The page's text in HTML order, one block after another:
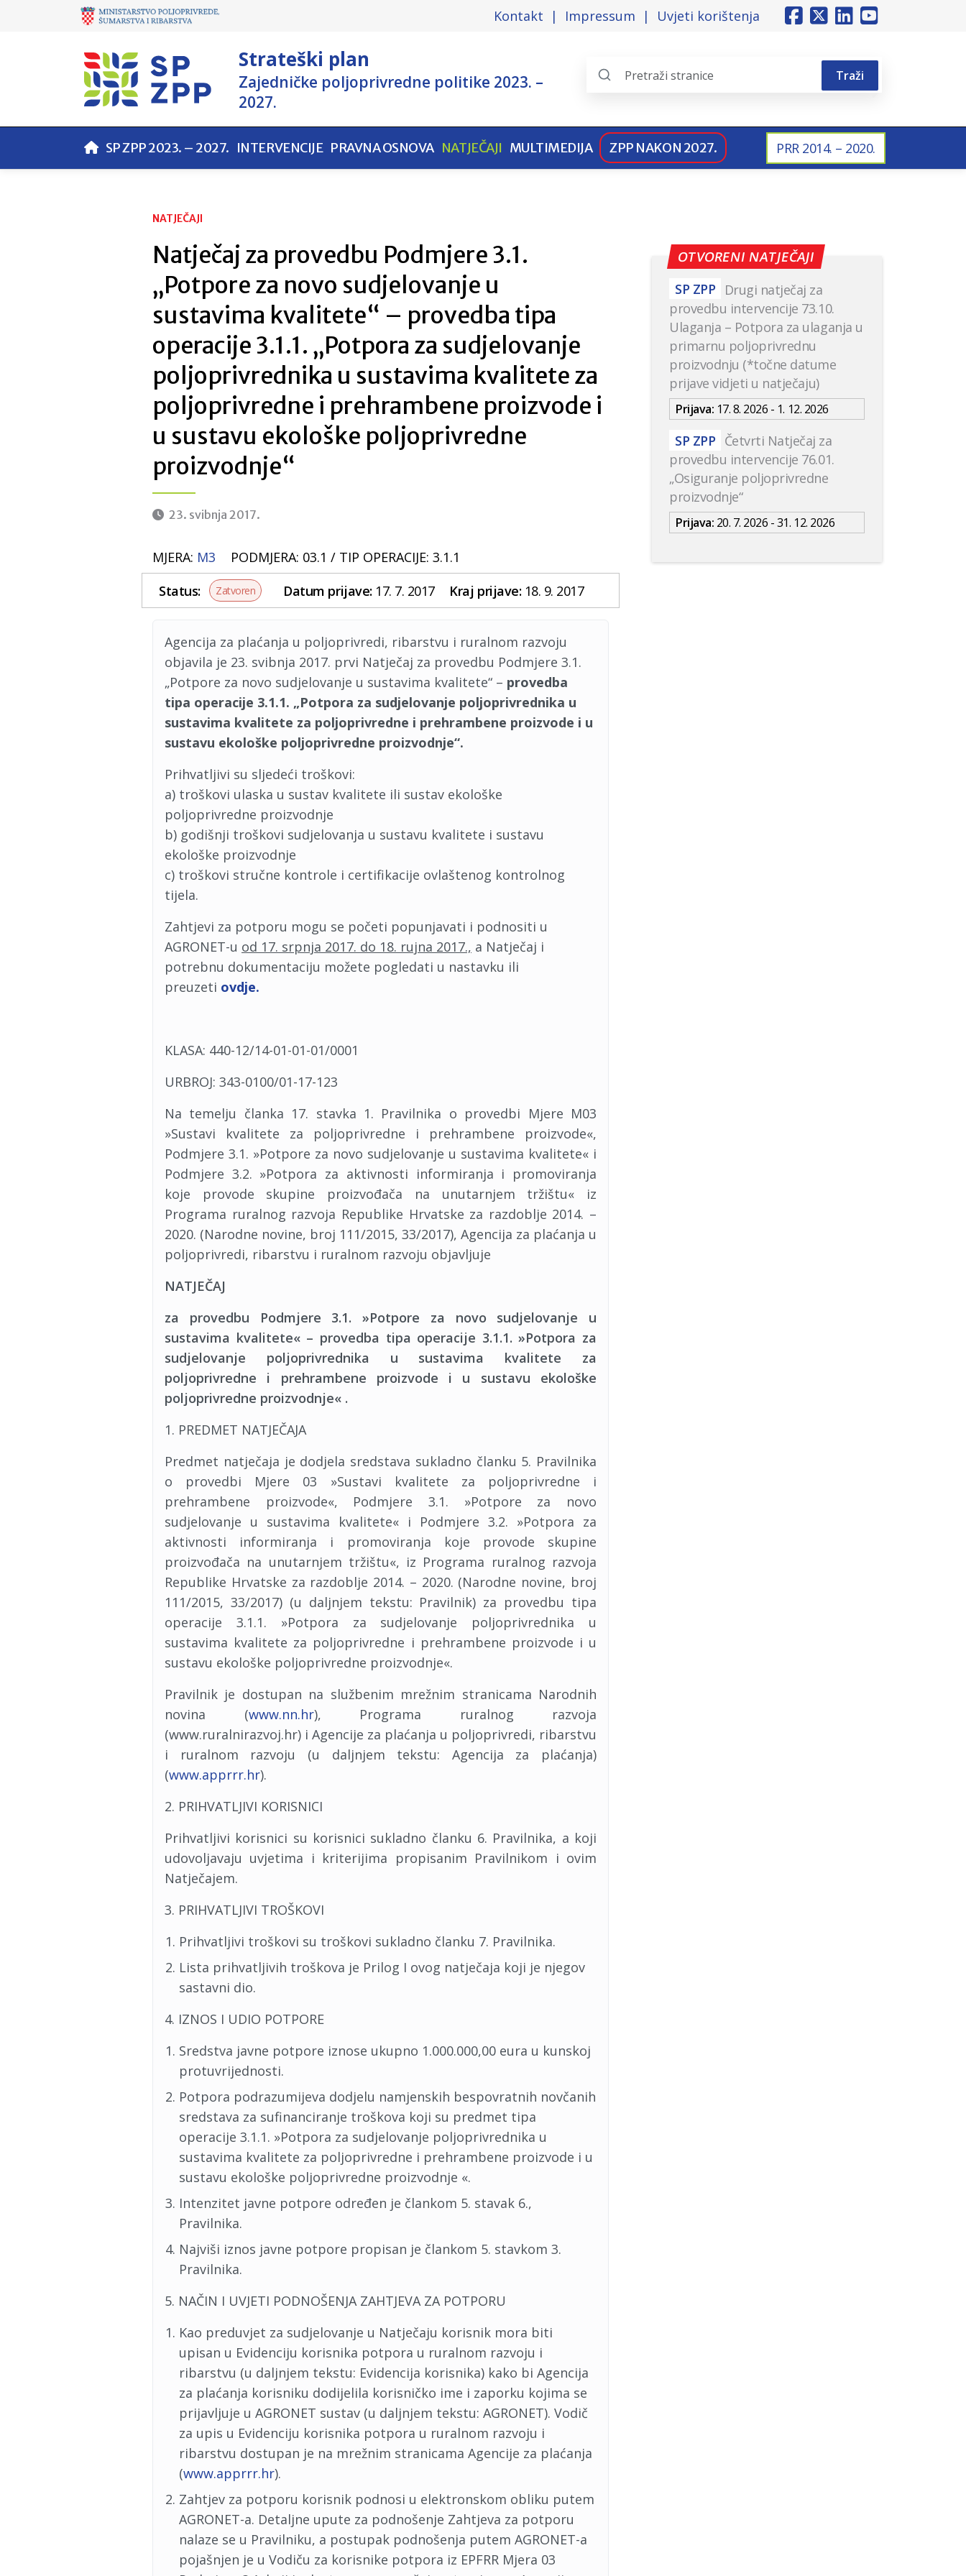
Kontakt Impressum Uvjeti korištenja
Strateški plan
Zajedničke poljoprivredne politike 2023. –
2027.
Search
pages
Traži
SP ZPP 2023. – 2027. INTERVENCIJE PRAVNA OSNOVA NATJEČAJI MULTIMEDIJA ZPP NAKON 2027. PRR 2014. – 2020.
NATJEČAJI
Natječaj za provedbu Podmjere 3.1.
„Potpore za novo sudjelovanje u
sustavima kvalitete“ – provedba tipa
operacije 3.1.1. „Potpora za sudjelovanje
poljoprivrednika u sustavima kvalitete za
poljoprivredne i prehrambene proizvode i
u sustavu ekološke poljoprivredne
proizvodnje“
23. svibnja 2017.
MJERA: M3 PODMJERA: 03.1 / TIP OPERACIJE: 3.1.1
Status:
Zatvoren Datum prijave:17. 7. 2017 Kraj prijave:18. 9. 2017
Agencija za plaćanja u poljoprivredi, ribarstvu i ruralnom razvoju
objavila je 23. svibnja 2017. prvi Natječaj za provedbu Podmjere 3.1.
„Potpore za novo sudjelovanje u sustavima kvalitete“ – provedba
tipa operacije 3.1.1. „Potpora za sudjelovanje poljoprivrednika u
sustavima kvalitete za poljoprivredne i prehrambene proizvode i u
sustavu ekološke poljoprivredne proizvodnje“.
Prihvatljivi su sljedeći troškovi:
a) troškovi ulaska u sustav kvalitete ili sustav ekološke
poljoprivredne proizvodnje
b) godišnji troškovi sudjelovanja u sustavu kvalitete i sustavu
ekološke proizvodnje
c) troškovi stručne kontrole i certifikacije ovlaštenog kontrolnog
tijela.
Zahtjevi za potporu mogu se početi popunjavati i podnositi u
AGRONET-u od 17. srpnja 2017. do 18. rujna 2017., a Natječaj i
potrebnu dokumentaciju možete pogledati u nastavku ili
preuzeti ovdje.
KLASA: 440-12/14-01-01-01/0001
URBROJ: 343-0100/01-17-123
Na temelju članka 17. stavka 1. Pravilnika o provedbi Mjere M03
»Sustavi kvalitete za poljoprivredne i prehrambene proizvode«,
Podmjere 3.1. »Potpore za novo sudjelovanje u sustavima kvalitete« i
Podmjere 3.2. »Potpora za aktivnosti informiranja i promoviranja
koje provode skupine proizvođača na unutarnjem tržištu« iz
Programa ruralnog razvoja Republike Hrvatske za razdoblje 2014. –
2020. (Narodne novine, broj 111/2015, 33/2017), Agencija za plaćanja u
poljoprivredi, ribarstvu i ruralnom razvoju objavljuje
NATJEČAJ
za provedbu Podmjere 3.1. »Potpore za novo sudjelovanje u
sustavima kvalitete« – provedba tipa operacije 3.1.1. »Potpora za
sudjelovanje poljoprivrednika u sustavima kvalitete za
poljoprivredne i prehrambene proizvode i u sustavu ekološke
poljoprivredne proizvodnje« .
1. PREDMET NATJEČAJA
Predmet natječaja je dodjela sredstava sukladno članku 5. Pravilnika
o provedbi Mjere 03 »Sustavi kvalitete za poljoprivredne i
prehrambene proizvode«, Podmjere 3.1. »Potpore za novo
sudjelovanje u sustavima kvalitete« i Podmjere 3.2. »Potpora za
aktivnosti informiranja i promoviranja koje provode skupine
proizvođača na unutarnjem tržištu«, iz Programa ruralnog razvoja
Republike Hrvatske za razdoblje 2014. – 2020. (Narodne novine, broj
111/2015, 33/2017) (u daljnjem tekstu: Pravilnik) za provedbu tipa
operacije 3.1.1. »Potpora za sudjelovanje poljoprivrednika u
sustavima kvalitete za poljoprivredne i prehrambene proizvode i u
sustavu ekološke poljoprivredne proizvodnje«.
Pravilnik je dostupan na službenim mrežnim stranicama Narodnih
novina (www.nn.hr), Programa ruralnog razvoja
(www.ruralnirazvoj.hr) i Agencije za plaćanja u poljoprivredi, ribarstvu
i ruralnom razvoju (u daljnjem tekstu: Agencija za plaćanja)
(www.apprrr.hr).
2. PRIHVATLJIVI KORISNICI
Prihvatljivi korisnici su korisnici sukladno članku 6. Pravilnika, a koji
udovoljavaju uvjetima i kriterijima propisanim Pravilnikom i ovim
Natječajem.
3. PRIHVATLJIVI TROŠKOVI
Prihvatljivi troškovi su troškovi sukladno članku 7. Pravilnika.
Lista prihvatljivih troškova je Prilog I ovog natječaja koji je njegov
sastavni dio.
4. IZNOS I UDIO POTPORE
Sredstva javne potpore iznose ukupno 1.000.000,00 eura u kunskoj
protuvrijednosti.
Potpora podrazumijeva dodjelu namjenskih bespovratnih novčanih
sredstava za sufinanciranje troškova koji su predmet tipa
operacije 3.1.1. »Potpora za sudjelovanje poljoprivrednika u
sustavima kvalitete za poljoprivredne i prehrambene proizvode i u
sustavu ekološke poljoprivredne proizvodnje «.
Intenzitet javne potpore određen je člankom 5. stavak 6.,
Pravilnika.
Najviši iznos javne potpore propisan je člankom 5. stavkom 3.
Pravilnika.
5. NAČIN I UVJETI PODNOŠENJA ZAHTJEVA ZA POTPORU
Kao preduvjet za sudjelovanje u Natječaju korisnik mora biti
upisan u Evidenciju korisnika potpora u ruralnom razvoju i
ribarstvu (u daljnjem tekstu: Evidencija korisnika) kako bi Agencija
za plaćanja korisniku dodijelila korisničko ime i zaporku kojima se
prijavljuje u AGRONET sustav (u daljnjem tekstu: AGRONET). Vodič
za upis u Evidenciju korisnika potpora u ruralnom razvoju i
ribarstvu dostupan je na mrežnim stranicama Agencije za plaćanja
(www.apprrr.hr).
Zahtjev za potporu korisnik podnosi u elektronskom obliku putem
AGRONET-a. Detaljne upute za podnošenje Zahtjeva za potporu
nalaze se u Pravilniku, a postupak podnošenja putem AGRONET-a
pojašnjen je u Vodiču za korisnike potpora iz EPFRR Mjera 03
OTVORENI NATJEČAJI
SP ZPP
Drugi natječaj za
provedbu intervencije 73.10.
Ulaganja – Potpora za ulaganja u
primarnu poljoprivrednu
proizvodnju (*točne datume
prijave vidjeti u natječaju)
Prijava: 17. 8. 2026 - 1. 12. 2026
SP ZPP Četvrti Natječaj za
provedbu intervencije 76.01.
„Osiguranje poljoprivredne
proizvodnje“
Prijava: 20. 7. 2026 - 31. 12. 2026